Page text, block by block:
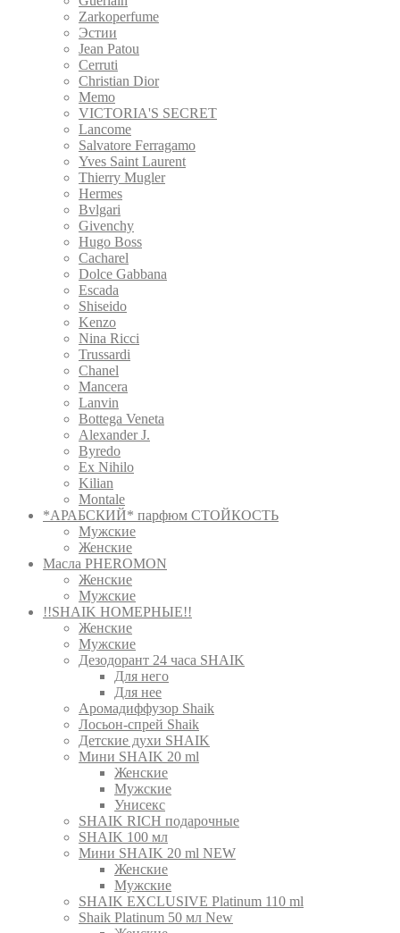
Zarkoperfume
Эстии
Jean Patou
Cerruti
Christian Dior
Memo
VICTORIA'S SECRET
Lancome
Salvatore Ferragamo
Yves Saint Laurent
Thierry Mugler
Hermes
Bvlgari
Givenchy
Hugo Boss
Cacharel
Dolce Gabbana
Escada
Shiseido
Kenzo
Nina Ricci
Trussardi
Chanel
Mancera
Lanvin
Bottega Veneta
Alexander J.
Byredo
Ex Nihilo
Kilian
Montale
*АРАБСКИЙ* парфюм СТОЙКОСТЬ
Мужские
Женские
Масла PHEROMON
Женские
Мужские
!!SHAIK НОМЕРНЫЕ!!
Женские
Мужские
Дезодорант 24 часа SHAIK
Для него
Для нее
Аромадиффузор Shaik
Лосьон-спрей Shaik
Детские духи SHAIK
Мини SHAIK 20 ml
Женские
Мужские
Унисекс
SHAIK RICH подарочные
SHAIK 100 мл
Мини SHAIK 20 ml NEW
Женские
Мужские
SHAIK EXCLUSIVE Platinum 110 ml
Shaik Platinum 50 мл New